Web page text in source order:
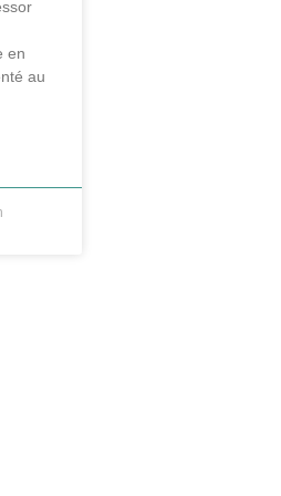
en
au